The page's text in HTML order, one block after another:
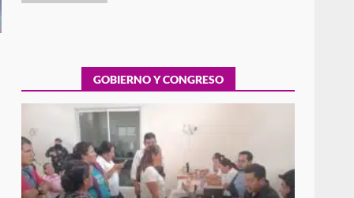
7
delincuencia organizada y
contrabando
16 julio 2026
1
Avanza con orden y
tranquilidad el proceso
electoral extraordinario de
Santiago Xanica: Jesús Romero
7 agosto 2026
GOBIERNO Y CONGRESO
Exhorta Poder Legislativo al IEEPO y al Iocied
a realizar una evaluación técnica y